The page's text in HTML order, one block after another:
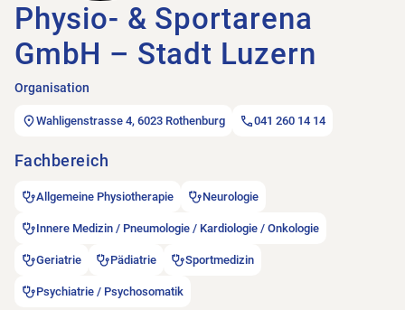
Physio- & Sportarena
GmbH – Stadt Luzern
Organisation
Wahligenstrasse 4, 6023 Rothenburg 041 260 14 14
Fachbereich
Allgemeine Physiotherapie Neurologie
Innere Medizin / Pneumologie / Kardiologie / Onkologie
Geriatrie Pädiatrie Sportmedizin
Psychiatrie / Psychosomatik